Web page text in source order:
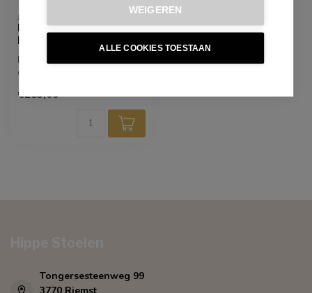
WEIGEREN
ALLE COOKIES TOESTAAN
JESPER HOME
Hofu Wild Walnut
Barkruk - Arch Black (H)
De Hofu barkruk biedt
comfortabele zitruimte en
uitstraling.
€285,00
Tongersesteenweg 99